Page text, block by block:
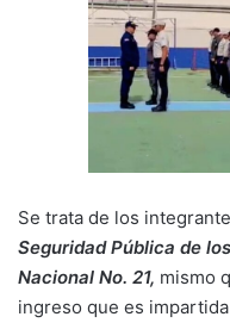
Se trata de los
Seguridad Pública de
Nacional No. 21, mismo
ingreso que es